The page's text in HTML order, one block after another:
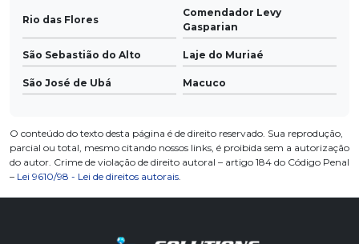
Rio das Flores
Comendador Levy
Gasparian
São Sebastião do Alto Laje do Muriaé
São José de Ubá Macuco
O conteúdo do texto desta página é de direito reservado. Sua reprodução,
parcial ou total, mesmo citando nossos links, é proibida sem a autorização
do autor. Crime de violação de direito autoral – artigo 184 do Código Penal
– Lei 9610/98 - Lei de direitos autorais